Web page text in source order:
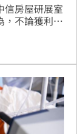
信房屋研展室
，不論獲利或
繳稅單，屆
繼續申報扣